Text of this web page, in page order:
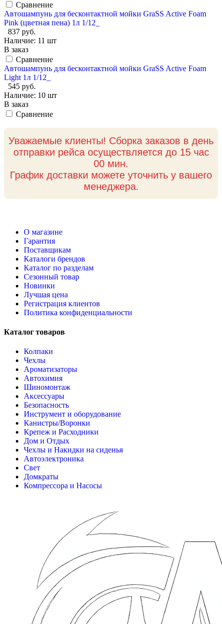
Сравнение
Автошампунь для бесконтактной мойки GraSS Active Foam
Pink (цветная пена) 1л 1/12_
837 руб.
Наличие: 11 шт
В заказ
Сравнение
Автошампунь для бесконтактной мойки GraSS Active Foam
Light 1л 1/12_
545 руб.
Наличие: 10 шт
В заказ
Сравнение
Уважаемые клиенты! Сборка заказов в день
отправки рейса осуществляется до 15 час
00 мин.
График доставки можете уточнить у вашего
менеджера.
О магазине
Гарантия
Поставщикам
Каталоги брендов
Каталог по разделам
Сезонный товар
Новинки
Лучшая цена
Регистрация клиентов
Политика конфиденциальности
Каталог товаров
Колпаки
Чехлы
Ароматизаторы
Автохимия
Шиномонтаж
Аксессуары
Безопасность
Инструмент и оборудование
Канистры/Воронки
Крепеж и Расходники
Дом и Отдых
Чехлы и Накидки на сиденья
Автоэлектроника
Свет
Домкраты
Компрессора и Насосы